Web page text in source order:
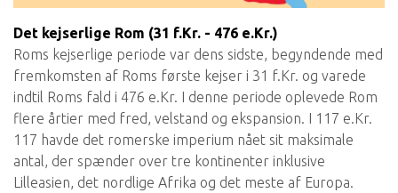
Det kejserlige Rom (31 f.Kr. - 476 e.Kr.)
Roms kejserlige periode var dens sidste, begyndende med
fremkomsten af ​​Roms første kejser i 31 f.Kr. og varede
indtil Roms fald i 476 e.Kr. I denne periode oplevede Rom
flere årtier med fred, velstand og ekspansion. I 117 e.Kr.
117 havde det romerske imperium nået sit maksimale
antal, der spænder over tre kontinenter inklusive
Lilleasien, det nordlige Afrika og det meste af Europa.